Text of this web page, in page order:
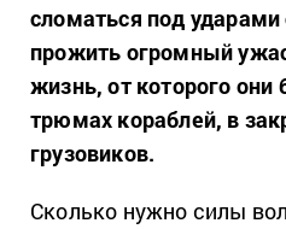
сломаться под
прожить огромный
жизнь, от которого
трюмах кораблей, в
грузовиков.
Сколько нужно силы